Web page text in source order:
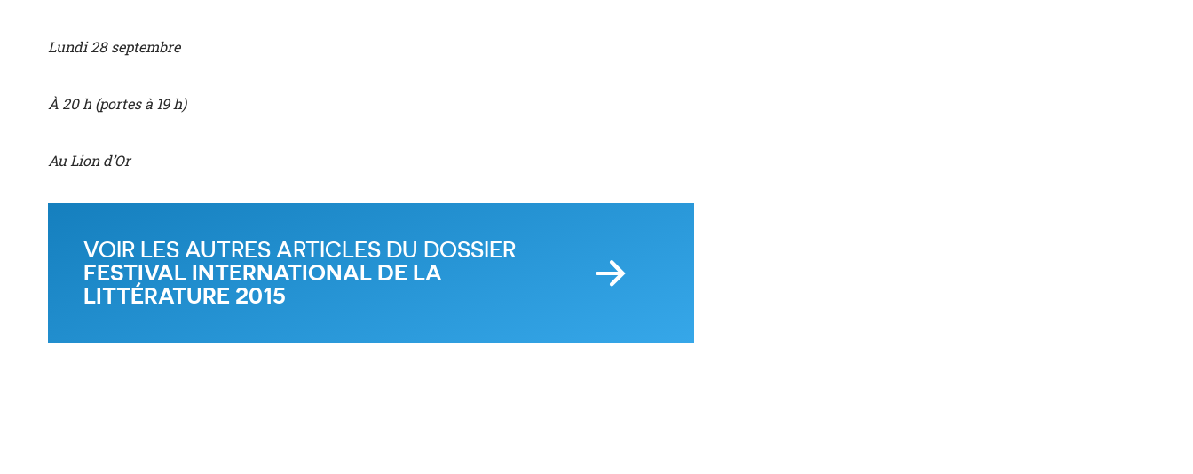
Lundi 28 septembre
À 20 h (portes à 19 h)
Au Lion d’Or
VOIR LES AUTRES ARTICLES DU DOSSIER
FESTIVAL INTERNATIONAL DE LA
LITTÉRATURE 2015